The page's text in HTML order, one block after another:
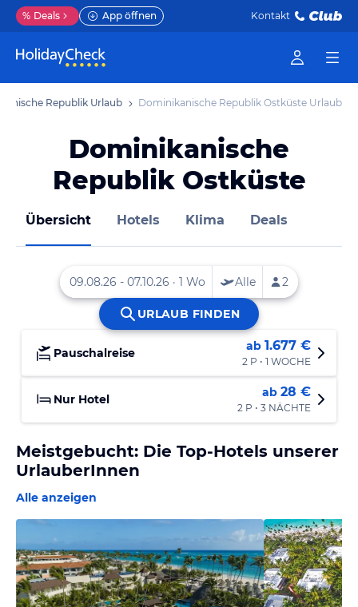
% Deals App öffnen Kontakt
Republik Urlaub Dominikanische Republik Ostküste Urlaub
Dominikanische
Republik Ostküste
Übersicht Hotels Klima Deals
Pauschalreise ab 1.677 €
2 P • 1 WOCHE
Nur Hotel ab 28 €
2 P • 3 NÄCHTE
Meistgebucht: Die Top-Hotels unserer
UrlauberInnen
Alle anzeigen